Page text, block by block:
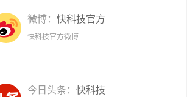
微博： 快科技官方
快科技官方微博
今日头条： 快科技